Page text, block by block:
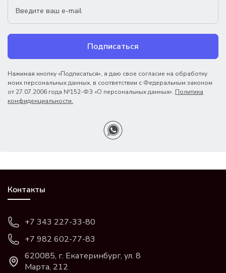
Подписаться
Нажимая кнопку «Подписаться», я даю свое согласие на обработку
моих персональных данных, в соответствии с Федеральным законом
от 27.07.2006 года №152-ФЗ «О персональных данных». Политика
конфиденциальности.
Контакты
+7 343 227-33-80
+7 982 602-77-83
620085, г. Екатеринбург, ул. 8
Марта, 212